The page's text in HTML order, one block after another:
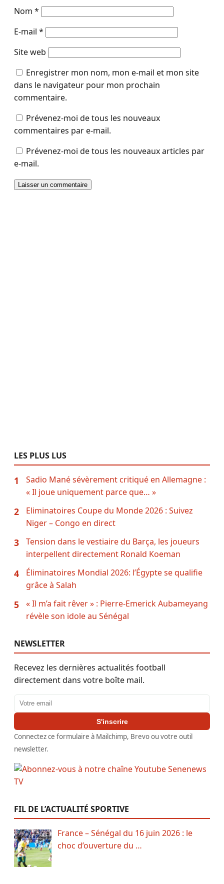
Nom *
E-mail *
Site web
Enregistrer mon nom, mon e-mail et mon site
dans le navigateur pour mon prochain
commentaire.
Prévenez-moi de tous les nouveaux
commentaires par e-mail.
Prévenez-moi de tous les nouveaux articles par
e-mail.
LES PLUS LUS
1
Sadio Mané sévèrement critiqué en Allemagne :
« Il joue uniquement parce que… »
2
Eliminatoires Coupe du Monde 2026 : Suivez
Niger – Congo en direct
3
Tension dans le vestiaire du Barça, les joueurs
interpellent directement Ronald Koeman
4
Éliminatoires Mondial 2026: l’Égypte se qualifie
grâce à Salah
5
« Il m’a fait rêver » : Pierre-Emerick Aubameyang
révèle son idole au Sénégal
NEWSLETTER
Recevez les dernières actualités football
directement dans votre boîte mail.
Adresse email
S'inscrire
Connectez ce formulaire à Mailchimp, Brevo ou votre outil
newsletter.
FIL DE L’ACTUALITÉ SPORTIVE
France – Sénégal du 16 juin 2026 : le
choc d’ouverture du …